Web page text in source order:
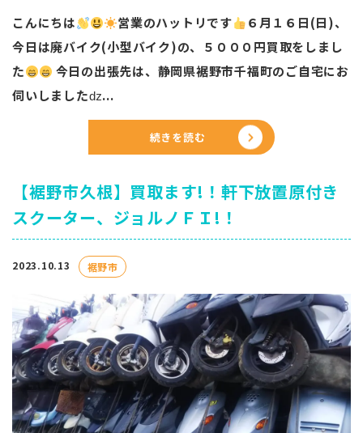
こんにちは 営業のハットリです ️６月１６日(日)、
今日は廃バイク(小型バイク)の、５０００円買取をしまし
た
今日の出張先は、静岡県裾野市千福町のご自宅にお
伺いしましたǳ...
続きを読む
【裾野市久根】買取ます!！軒下放置原付き
スクーター、ジョルノＦＩ!！
2023.10.13 裾野市